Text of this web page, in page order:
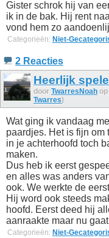
Gister schrok hij van
ik in de bak. Hij rent
vond hem zo
Categorieën: Niet-
2 Reacties
Heerlijk
door TwarresNoah op
Twarres)
Wat ging ik vandaag
paardjes. Het is fijn om
in je achterhoofd toch
maken.
Dus heb ik eerst
en alles was anders
ook. We werkte de
Hij word ook steeds
hoofd. Eerst deed hij
aanraakte maar nu
Categorieën: Niet-